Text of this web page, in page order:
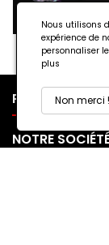
PRODUITS
NOTRE
Nous utilisons
expérience de
personnaliser
plus
Non merci !